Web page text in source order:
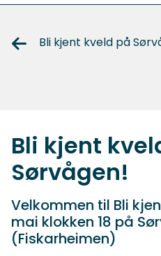
Bli kjent kveld på
Bli kjent
Sørvågen!
Velkommen til Bli
mai klokken 18 på
(Fiskarheimen)